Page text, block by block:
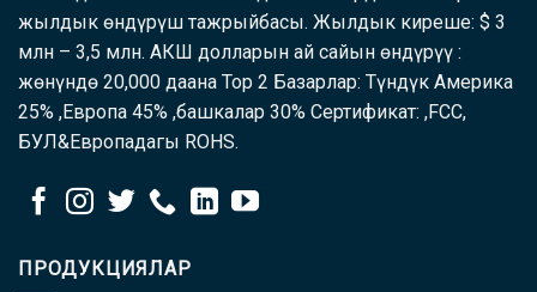
жылдык өндүрүш тажрыйбасы. Жылдык киреше: $ 3
млн – 3,5 млн. АКШ долларын ай сайын өндүрүү :
жөнүндө 20,000 даана Top 2 Базарлар: Түндүк Америка
25% ,Европа 45% ,башкалар 30% Сертификат: ,FCC,
БУЛ&Европадагы ROHS.
ПРОДУКЦИЯЛАР